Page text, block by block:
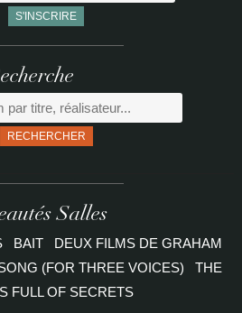
RECHERCHER
Salles
BAIT
DEUX FILMS DE GRAHAM
(FOR THREE VOICES)
THE
FULL OF SECRETS